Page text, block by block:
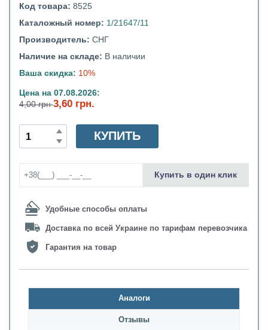
Код товара: 8525
Каталожный номер: 1/21647/11
Производитель: СНГ
Наличие на складе: В наличии
Ваша скидка: 10%
Цена на 07.08.2026:
4,00 грн3,60 грн.
Удобные способы оплаты
Доставка по всей Украине по тарифам перевозчика
Гарантия на товар
КУПИТЬ
Купить в один клик
Аналоги
Oтзывы